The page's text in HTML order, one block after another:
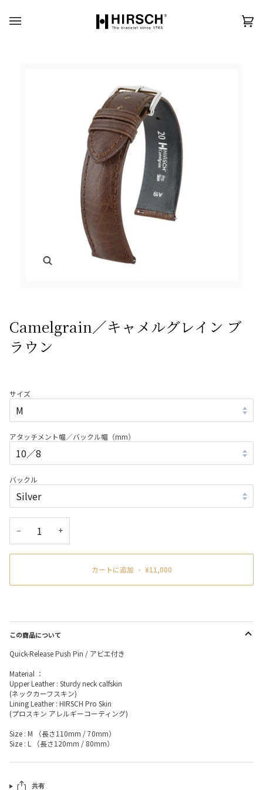
content
カ(0)
Camelgrain／キャメルグレイン ブ
ラウン
サイズ
アタッチメント幅／バックル幅（mm）
バックル
− +
カートに追加 • ¥11,000
この商品について
Quick-Release Push Pin / アビエ付き
Material ：
Upper Leather : Sturdy neck calfskin
(ネックカーフスキン)
Lining Leather : HIRSCH Pro Skin
(プロスキン アレルギーコーティング)
Size : M （長さ110mm / 70mm）
Size : L （長さ120mm / 80mm）
共有